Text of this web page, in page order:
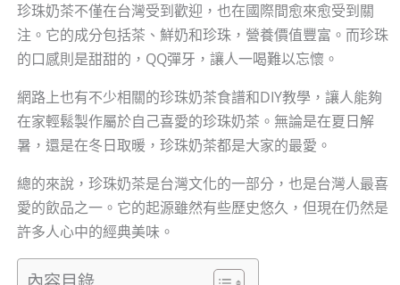
珍珠奶茶不僅在台灣受到歡迎，也在國際間愈來愈受到關
注。它的成分包括茶、鮮奶和珍珠，營養價值豐富。而珍珠
的口感則是甜甜的，QQ彈牙，讓人一喝難以忘懷。
網路上也有不少相關的珍珠奶茶食譜和DIY教學，讓人能夠
在家輕鬆製作屬於自己喜愛的珍珠奶茶。無論是在夏日解
暑，還是在冬日取暖，珍珠奶茶都是大家的最愛。
總的來說，珍珠奶茶是台灣文化的一部分，也是台灣人最喜
愛的飲品之一。它的起源雖然有些歷史悠久，但現在仍然是
許多人心中的經典美味。